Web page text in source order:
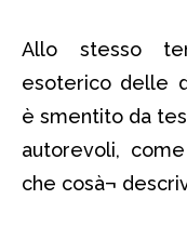
Allo stesso
esoterico delle
è smentito da
autorevoli,
che cosà¬